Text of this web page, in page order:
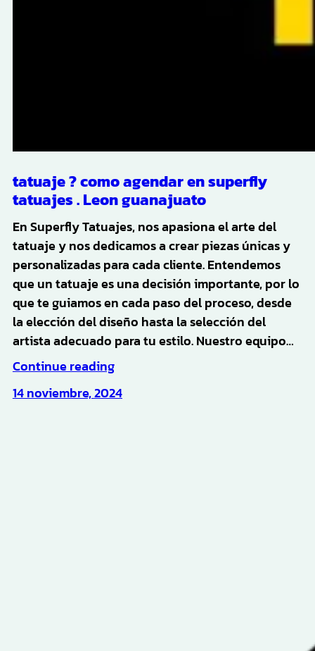
tatuaje ? como agendar en superfly
tatuajes . Leon guanajuato
En Superfly Tatuajes, nos apasiona el arte del
tatuaje y nos dedicamos a crear piezas únicas y
personalizadas para cada cliente. Entendemos
que un tatuaje es una decisión importante, por lo
que te guiamos en cada paso del proceso, desde
la elección del diseño hasta la selección del
artista adecuado para tu estilo. Nuestro equipo…
Continue reading
14 noviembre, 2024